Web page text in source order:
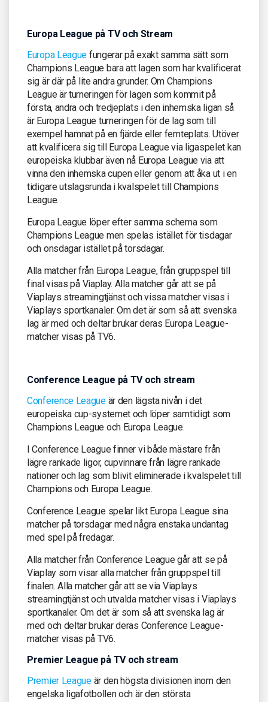
Europa League på TV och Stream
Europa League fungerar på exakt samma sätt som
Champions League bara att lagen som har kvalificerat
sig är där på lite andra grunder. Om Champions
League är turneringen för lagen som kommit på
första, andra och tredjeplats i den inhemska ligan så
är Europa League turneringen för de lag som till
exempel hamnat på en fjärde eller femteplats. Utöver
att kvalificera sig till Europa League via ligaspelet kan
europeiska klubbar även nå Europa League via att
vinna den inhemska cupen eller genom att åka ut i en
tidigare utslagsrunda i kvalspelet till Champions
League.
Europa League löper efter samma schema som
Champions League men spelas istället för tisdagar
och onsdagar istället på torsdagar.
Alla matcher från Europa League, från gruppspel till
final visas på Viaplay. Alla matcher går att se på
Viaplays streamingtjänst och vissa matcher visas i
Viaplays sportkanaler. Om det är som så att svenska
lag är med och deltar brukar deras Europa League-
matcher visas på TV6.
Conference League på TV och stream
Conference Leagueär den lägsta nivån i det
europeiska cup-systemet och löper samtidigt som
Champions League och Europa League.
I Conference League finner vi både mästare från
lägre rankade ligor, cupvinnare från lägre rankade
nationer och lag som blivit eliminerade i kvalspelet till
Champions och Europa League.
Conference League spelar likt Europa League sina
matcher på torsdagar med några enstaka undantag
med spel på fredagar.
Alla matcher från Conference League går att se på
Viaplay som visar alla matcher från gruppspel till
finalen. Alla matcher går att se via Viaplays
streamingtjänst och utvalda matcher visas i Viaplays
sportkanaler. Om det är som så att svenska lag är
med och deltar brukar deras Conference League-
matcher visas på TV6.
Premier League på TV och stream
Premier Leagueär den högsta divisionen inom den
engelska ligafotbollen och är den största